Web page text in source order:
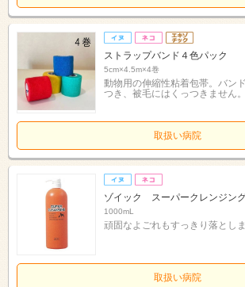
ストラップバンド４色パック
5cm×4.5m×4巻
動物用の伸縮性粘着包帯。バン
つき、被毛にはくっつきません。
取扱い病院
ゾイック スーパークレンジン
1000mL
頑固なよごれもすっきり落とし
取扱い病院